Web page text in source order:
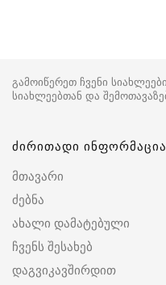
გამოიწერეთ ჩვენი
სიახლეებთან და
ძირითადი ინფორმაცია
მთავარი
ძებნა
ახალი დამატებული
ჩვენს შესახებ
დაგვიკავშირდით